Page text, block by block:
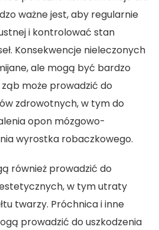
ważne jest, aby regularnie
i kontrolować stan
Konsekwencje nieleczonych
ale mogą być bardzo
może prowadzić do
zdrowotnych, w tym do
opon mózgowo-
wyrostka robaczkowego.
również prowadzić do
w tym utraty
twarzy. Próchnica i inne
prowadzić do uszkodzenia